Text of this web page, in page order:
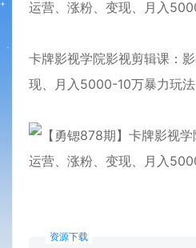
卡牌影视学院影视剪辑课：
现、月入5000-10万暴力玩法
资源下载